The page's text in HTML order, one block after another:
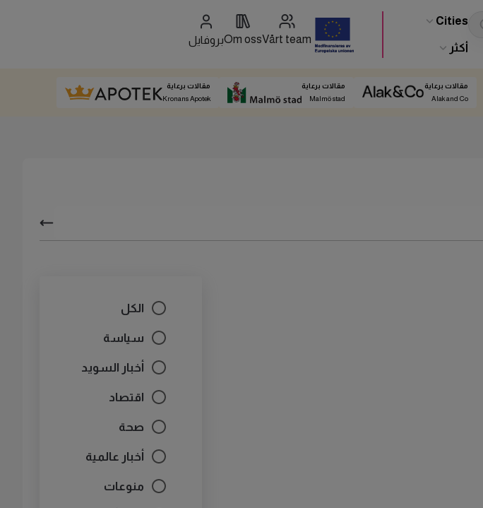
Cities
أكثر
Vårt team
Om ossبروفايل
مقالات برعاية
Alak and Co
مقالات برعاية
Malmö stad
مقالات برعاية
Kronans Apotek
الكل
سياسة
أخبار السويد
اقتصاد
صحة
أخبار عالمية
منوعات